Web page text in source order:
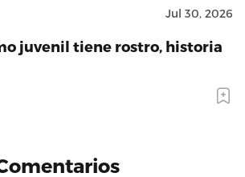
Jul 30, 2026
juvenil tiene rostro, historia